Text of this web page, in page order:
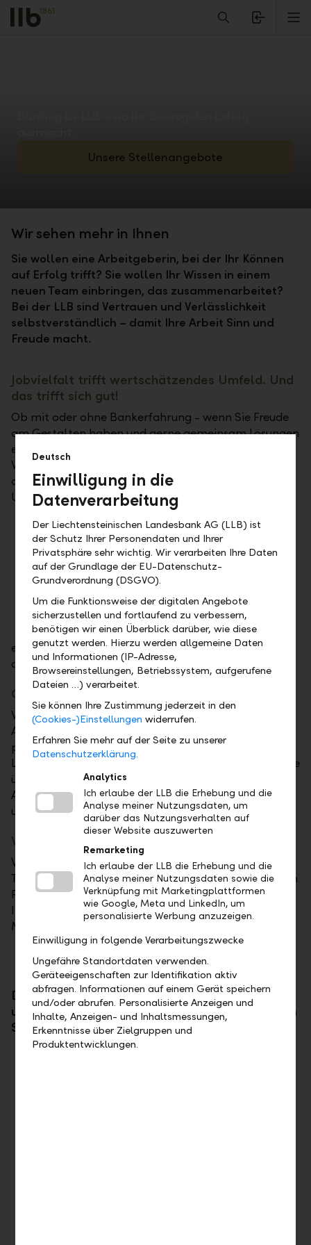
Alerts.Headline
Unsere Stellenangebote
Wir sehen mehr in Ihnen
Sie wollen eine Arbeitgeberin, bei der Ihr Können
auf Erfolg trifft? Sie wollen Ihr Wissen in einem
neuen Team einbringen, das zusammenarbeitet?
Bei der LLB sind Vertrauen und Verlässlichkeit
selbstverständlich – damit Ihre Arbeit Sinn und
Freude macht.
Jobvielfalt trifft wertschätzendes Umfeld. Und
das trifft sich gut!
Ob mit oder ohne Bankerfahrung - wenn Sie Freude
am Gestalten haben und gerne gemeinsam Lösungen
entwickeln, sind Sie bei der LLB richtig. Sie wollen
Verantwortung übernehmen und kundenorientiert
arbeiten? Dann bieten wir Ihnen genau das richtige
Umfeld. Bei uns finden
ambitionierte Kundenberater:innen,
Finanzierungs- und Compliance-Experten
und -Expertinnen,
IT-Fachleute
Juristinnen und Juristen
und Projektmanager:innern
eine spannende berufliche Heimat, um gemeinsam
die Zukunft des Bankings zu gestalten.
Gute Gründe, Teil der LLB zu werden
Wir bei der LLB pflegen eine partnerschaftliche
Atmosphäre, in der Zusammenarbeit und Ihre
persönliche Weiterentwicklung im Fokus stehen.
Lernen Sie uns als Arbeitgeberin kennen. Wenn wir Sie
überzeugen können und Sie uns, wartet auf Sie ein
Arbeitsplatz voller Chancen in einem spannenden
und respektvollen Umfeld.
Wen wir suchen
Wir als Universalbank suchen nicht nur die besten
Talente, sondern Menschen, die zu uns passen. Neben
Fachwissen und Erfahrung zählt für uns vor allem
Ihre Persönlichkeit. Denn wir sehen mehr in jedem
Mitarbeitenden.
Dürfen wir Sie persönlich von den Vorteilen
unserer Arbeitswelt überzeugen? Dann nehmen
Sie mit uns Kontakt auf!
Deutsch
Einwilligung in die
Datenverarbeitung
Der Liechtensteinischen Landesbank AG (LLB) ist
der Schutz Ihrer Personendaten und Ihrer
Privatsphäre sehr wichtig. Wir verarbeiten Ihre Daten
auf der Grundlage der EU-Datenschutz-
Grundverordnung (DSGVO).
Um die Funktionsweise der digitalen Angebote
sicherzustellen und fortlaufend zu verbessern,
benötigen wir einen Überblick darüber, wie diese
genutzt werden. Hierzu werden allgemeine Daten
und Informationen (IP-Adresse,
Browsereinstellungen, Betriebssystem, aufgerufene
Dateien …) verarbeitet.
Sie können Ihre Zustimmung jederzeit in den
(Cookies-)Einstellungen widerrufen.
Erfahren Sie mehr auf der Seite zu unserer
Datenschutzerklärung.
Analytics
Ich erlaube der LLB die Erhebung und die
Analyse meiner Nutzungsdaten, um
darüber das Nutzungsverhalten auf
dieser Website auszuwerten
Remarketing
Ich erlaube der LLB die Erhebung und die
Analyse meiner Nutzungsdaten sowie die
Verknüpfung mit Marketingplattformen
wie Google, Meta und LinkedIn, um
personalisierte Werbung anzuzeigen.
Einwilligung in folgende Verarbeitungszwecke
Ungefähre Standortdaten verwenden.
Geräteeigenschaften zur Identifikation aktiv
abfragen. Informationen auf einem Gerät speichern
und/oder abrufen. Personalisierte Anzeigen und
Inhalte, Anzeigen- und Inhaltsmessungen,
Erkenntnisse über Zielgruppen und
Produktentwicklungen.